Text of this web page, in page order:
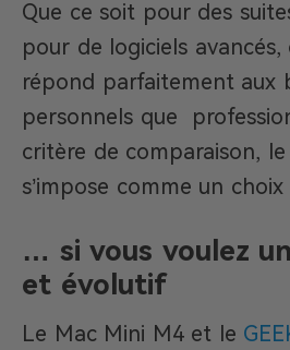
Que ce soit pour des
pour de logiciels
répond parfaitement aux
personnels que
critère de comparaison, le
s’impose comme un
… si vous voulez
et évolutif
Le Mac Mini M4 et le